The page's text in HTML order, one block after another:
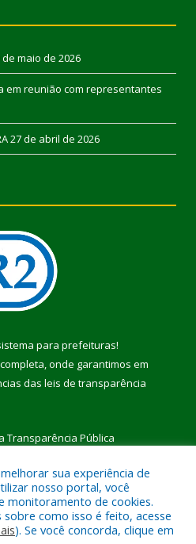
de maio de 2026
em reunião com representantes
27 de abril de 2026
para prefeituras!
completa, onde garantimos em
das leis de transparência
Transparência Pública
a Prefeitura Municipal de Pau
D’Arco.
sua experiência de
nosso portal, você
monitoramento de cookies.
como isso é feito, acesse
). Se você concorda, clique em